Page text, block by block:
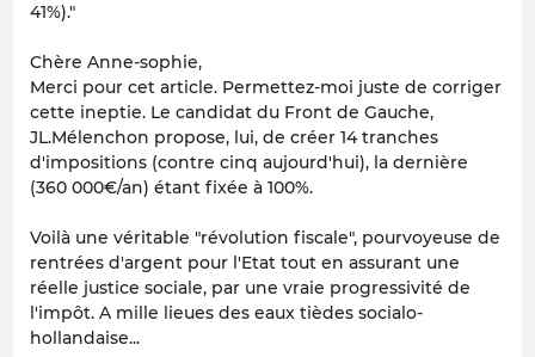
41%)."
Chère Anne-sophie,
Merci pour cet article. Permettez-moi juste de corriger
cette ineptie. Le candidat du Front de Gauche,
JL.Mélenchon propose, lui, de créer 14 tranches
d'impositions (contre cinq aujourd'hui), la dernière
(360 000€/an) étant fixée à 100%.
Voilà une véritable "révolution fiscale", pourvoyeuse de
rentrées d'argent pour l'Etat tout en assurant une
réelle justice sociale, par une vraie progressivité de
l'impôt. A mille lieues des eaux tièdes socialo-
hollandaise...